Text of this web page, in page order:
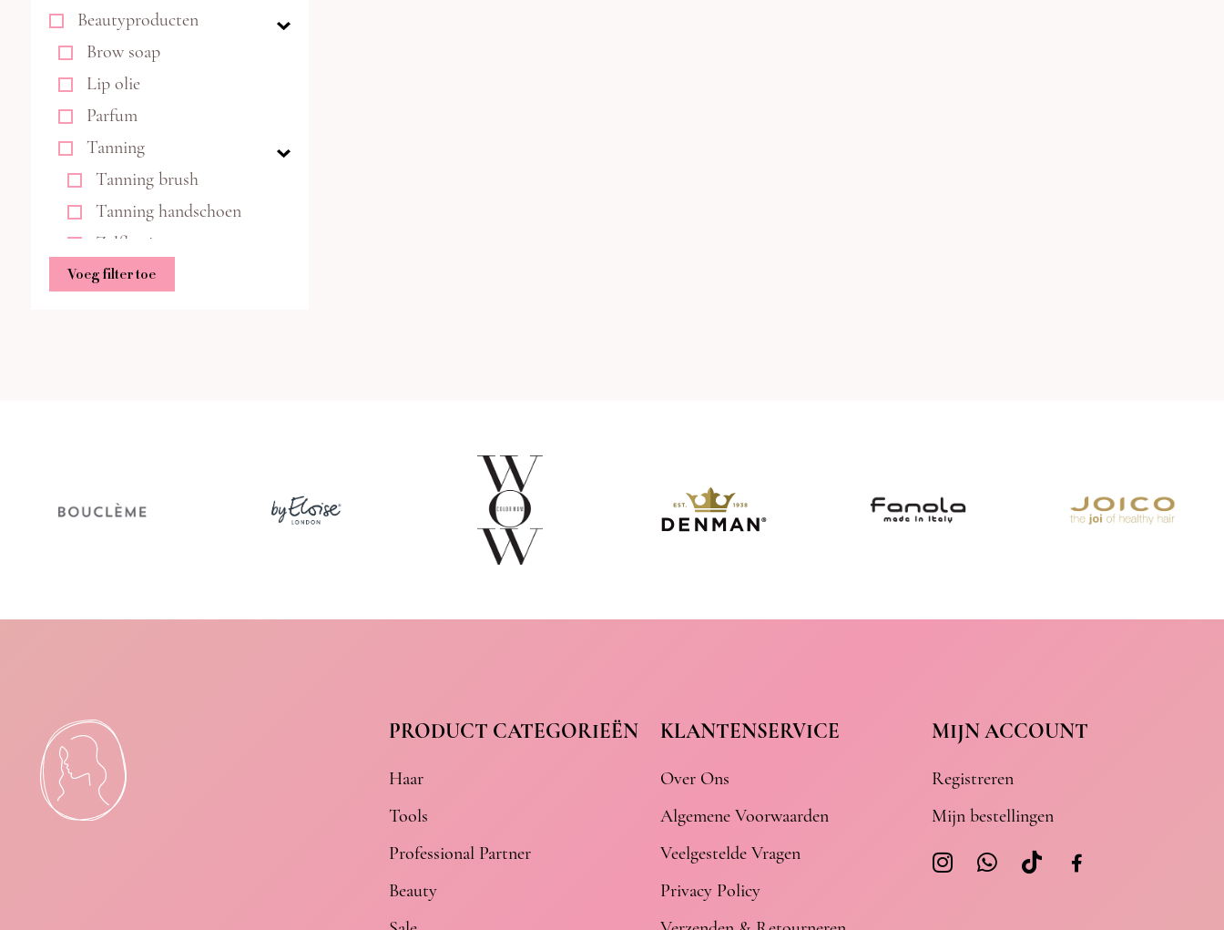
Beautyproducten
Brow soap
Lip olie
Parfum
Tanning
Tanning brush
Tanning handschoen
Zelfbruiners
Wenkbrauwen
Conditioner voor
beschadigd haar
Conditioner voor
geblondeerd haar
Conditioner voor gekleurd
haar
Voeg filter toe
PRODUCT CATEGORIEËN
Haar
Tools
Professional Partner
Beauty
KLANTENSERVICE
Over Ons
Algemene Voorwaarden
Veelgestelde Vragen
Privacy Policy
MIJN ACCOUNT
Registreren
Mijn bestellingen